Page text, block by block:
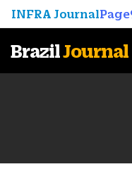
INFRA Journal
BrazilJournal